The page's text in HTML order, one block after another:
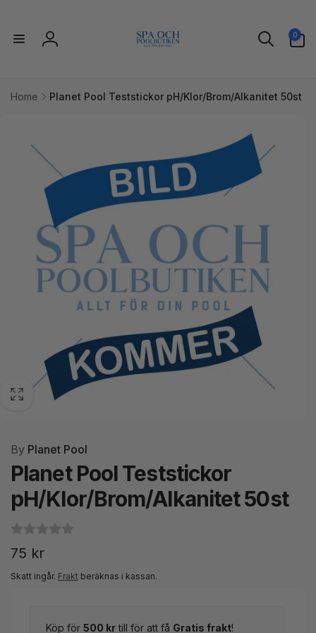
innehåll
Logga
0
artiklar
Home
Planet Pool Teststickor pH/Klor/Brom/Alkanitet 50st
By Planet Pool
Planet Pool Teststickor
pH/Klor/Brom/Alkanitet 50st
Ordinarie
pris
75 kr
Skatt ingår. Frakt beräknas i kassan.
Köp för 500 krtill för att få Gratis frakt!